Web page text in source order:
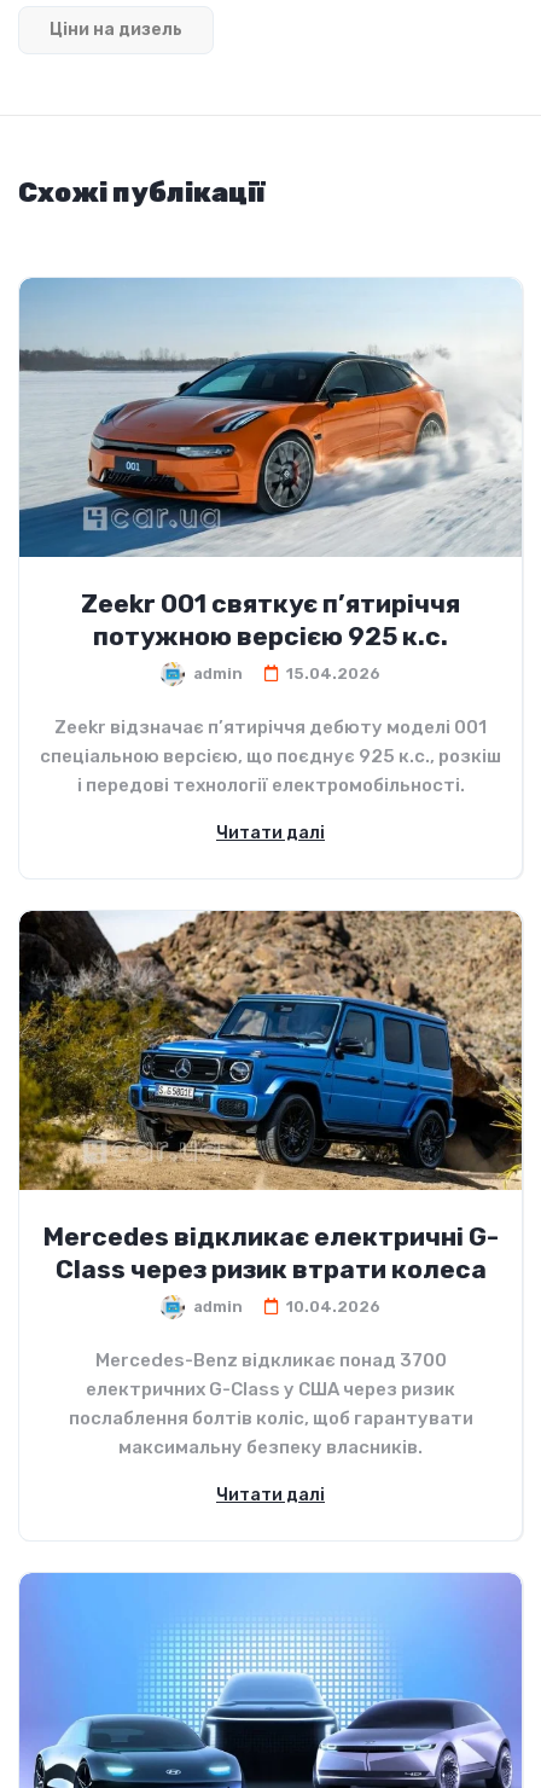
Ціни на дизель
Схожі публікації
Zeekr 001 святкує п’ятиріччя
потужною версією 925 к.с.
admin 15.04.2026
Zeekr відзначає п’ятиріччя дебюту моделі 001
спеціальною версією, що поєднує 925 к.с., розкіш
і передові технології електромобільності.
Читати далі
Mercedes відкликає електричні G-
Class через ризик втрати колеса
admin 10.04.2026
Mercedes-Benz відкликає понад 3700
електричних G-Class у США через ризик
послаблення болтів коліс, щоб гарантувати
максимальну безпеку власників.
Читати далі